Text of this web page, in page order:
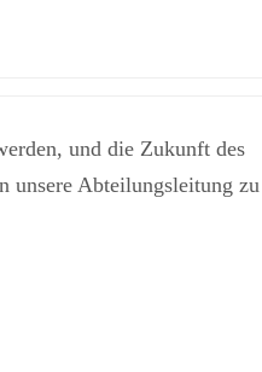
und die Zukunft des
unsere Abteilungsleitung zu